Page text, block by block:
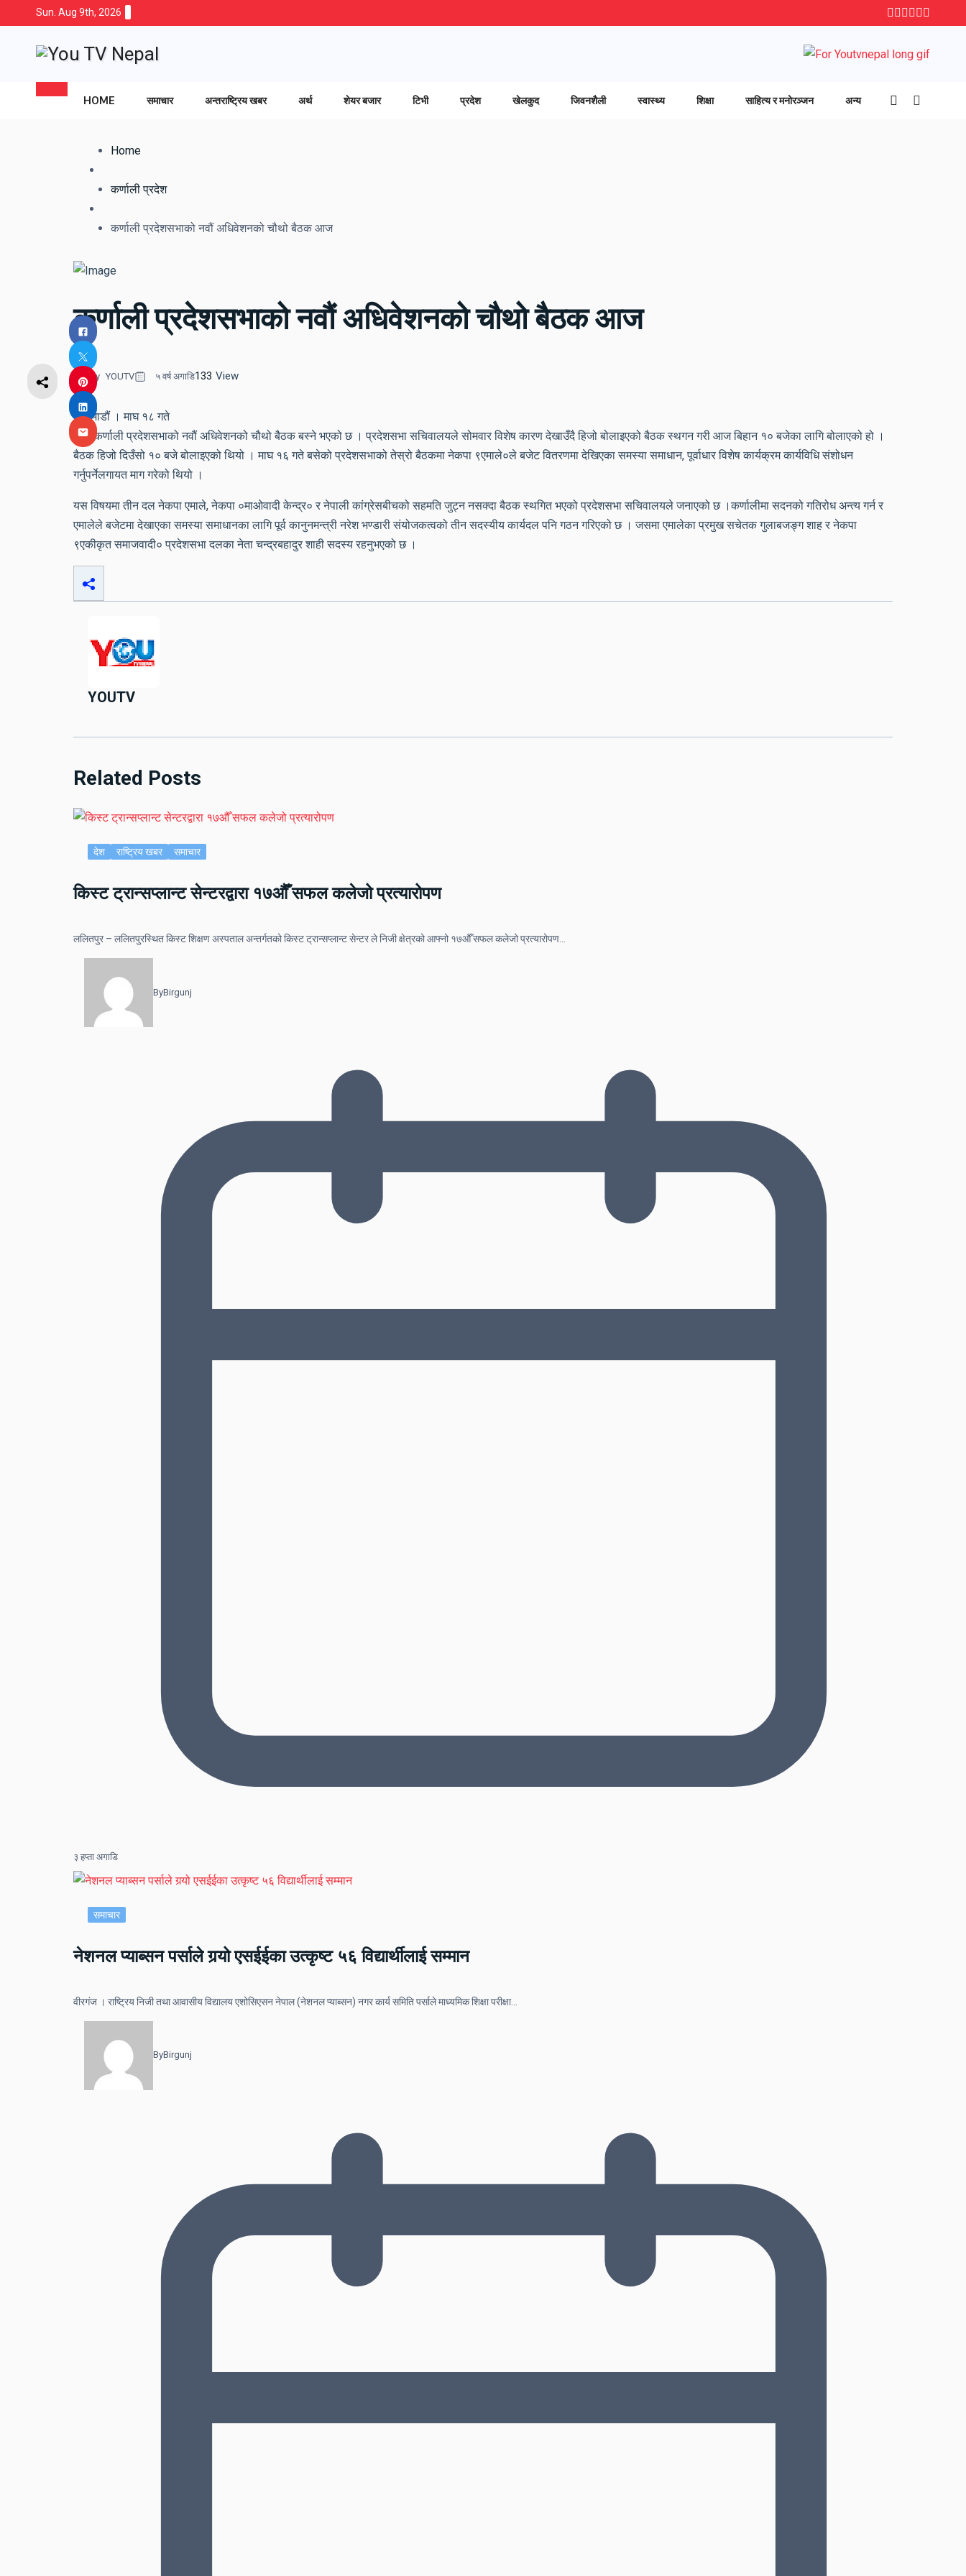
Sun. Aug 9th, 2026
HOME समाचार अन्तराष्ट्रिय खबर अर्थ शेयर बजार टिभी प्रदेश खेलकुद जिवनशैली स्वास्थ्य शिक्षा साहित्य र मनोरञ्जन अन्य
Home
कर्णाली प्रदेश
कर्णाली प्रदेशसभाको नवौं अधिवेशनको चौथो बैठक आज
कर्णाली प्रदेशसभाको नवौं अधिवेशनको चौथो बैठक आज
By YOUTV ५ वर्ष अगाडि133 View
काठमाडौं । माघ १८ गते
आज कर्णाली प्रदेशसभाको नवौं अधिवेशनको चौथो बैठक बस्ने भएको छ । प्रदेशसभा सचिवालयले सोमवार विशेष कारण देखाउँदै हिजो बोलाइएको बैठक स्थगन गरी आज बिहान १० बजेका लागि बोलाएको हो ।
बैठक हिजो दिउँसो १० बजे बोलाइएको थियो । माघ १६ गते बसेको प्रदेशसभाको तेस्रो बैठकमा नेकपा ९एमाले०ले बजेट वितरणमा देखिएका समस्या समाधान, पूर्वाधार विशेष कार्यक्रम कार्यविधि संशोधन
गर्नुपर्नेलगायत माग गरेको थियो ।
यस विषयमा तीन दल नेकपा एमाले, नेकपा ०माओवादी केन्द्र० र नेपाली कांग्रेसबीचको सहमति जुट्न नसक्दा बैठक स्थगित भएको प्रदेशसभा सचिवालयले जनाएको छ ।कर्णालीमा सदनको गतिरोध अन्त्य गर्न र
एमालेले बजेटमा देखाएका समस्या समाधानका लागि पूर्व कानुनमन्त्री नरेश भण्डारी संयोजकत्वको तीन सदस्यीय कार्यदल पनि गठन गरिएको छ । जसमा एमालेका प्रमुख सचेतक गुलाबजङ्ग शाह र नेकपा
९एकीकृत समाजवादी० प्रदेशसभा दलका नेता चन्द्रबहादुर शाही सदस्य रहनुभएको छ ।
YOUTV
Related Posts
देश राष्ट्रिय खबर समाचार
किस्ट ट्रान्सप्लान्ट सेन्टरद्वारा १७औँ सफल कलेजो प्रत्यारोपण
ललितपुर – ललितपुरस्थित किस्ट शिक्षण अस्पताल अन्तर्गतको किस्ट ट्रान्सप्लान्ट सेन्टर ले निजी क्षेत्रको आफ्नो १७औँ सफल कलेजो प्रत्यारोपण…
ByBirgunj
३ हप्ता अगाडि
समाचार
नेशनल प्याब्सन पर्साले गर्‍यो एसईईका उत्कृष्ट ५६ विद्यार्थीलाई सम्मान
वीरगंज । राष्ट्रिय निजी तथा आवासीय विद्यालय एशोसिएसन नेपाल (नेशनल प्याब्सन) नगर कार्य समिति पर्साले माध्यमिक शिक्षा परीक्षा…
ByBirgunj